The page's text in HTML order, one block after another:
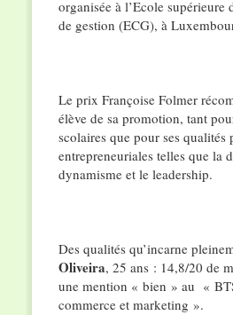
organisée à l’Ecole supérieure
de gestion (ECG), à
Le prix Françoise Folmer
élève de sa promotion, tant
scolaires que pour ses qualités
entrepreneuriales telles que la
dynamisme et le leadership.
Des qualités qu’incarne
Oliveira, 25 ans : 14,8/20 de
une mention « bien » au «
commerce et marketing ».